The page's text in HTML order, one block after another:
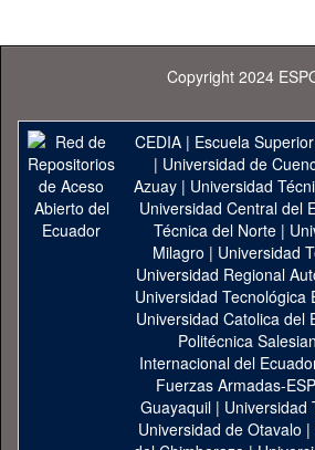
Copyright 2024
CEDIA| Escuela
| Universidad de
Azuay| Universidad
Universidad Central del
Técnica del Norte |
Milagro | Universidad
Universidad Regional
Universidad Tecnológica
Universidad Catolica del
Politécnica
Internacional del
Fuerzas Armadas-
Guayaquil| Universidad
Universidad de Otavalo |